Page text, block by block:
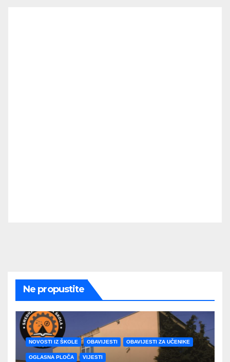
Ne propustite
NOVOSTI IZ ŠKOLE OBAVIJESTI OBAVIJESTI ZA UČENIKE
OGLASNA PLOČA VIJESTI